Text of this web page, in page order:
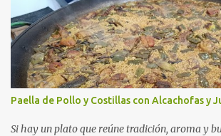
Paella de Pollo y Costillas con Alcachofas y
Si hay un plato que reúne tradición, aroma y